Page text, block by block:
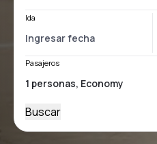
Ida
Pasajeros
Buscar